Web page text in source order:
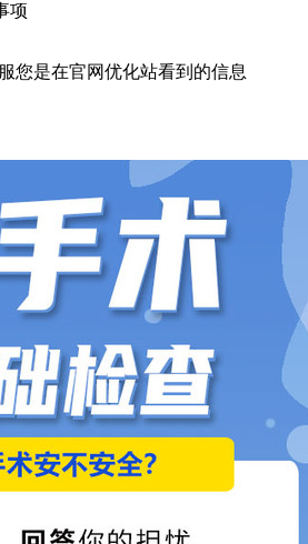
项
您是在官网优化站看到的信息